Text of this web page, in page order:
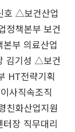
호 △보건산업
정책본부 보건
부 의료산업
김기성 △보건
HT전략기획
사직속조직
화산업지원
장 직무대리